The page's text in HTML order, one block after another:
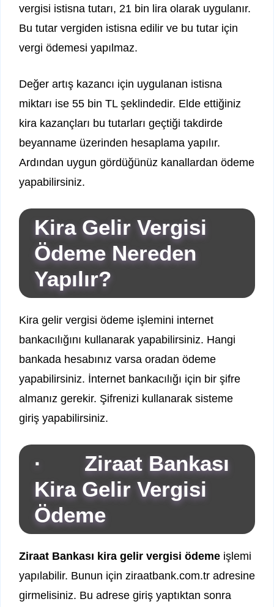
vergisi istisna tutarı, 21 bin lira olarak uygulanır.
Bu tutar vergiden istisna edilir ve bu tutar için
vergi ödemesi yapılmaz.
Değer artış kazancı için uygulanan istisna
miktarı ise 55 bin TL şeklindedir. Elde ettiğiniz
kira kazançları bu tutarları geçtiği takdirde
beyanname üzerinden hesaplama yapılır.
Ardından uygun gördüğünüz kanallardan ödeme
yapabilirsiniz.
Kira Gelir Vergisi
Ödeme Nereden
Yapılır?
Kira gelir vergisi ödeme işlemini internet
bankacılığını kullanarak yapabilirsiniz. Hangi
bankada hesabınız varsa oradan ödeme
yapabilirsiniz. İnternet bankacılığı için bir şifre
almanız gerekir. Şifrenizi kullanarak sisteme
giriş yapabilirsiniz.
· Ziraat Bankası
Kira Gelir Vergisi
Ödeme
Ziraat Bankası kira gelir vergisi ödeme işlemi
yapılabilir. Bunun için ziraatbank.com.tr adresine
girmelisiniz. Bu adrese giriş yaptıktan sonra